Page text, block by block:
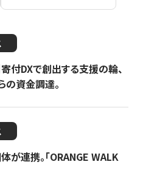
付DXで創出する支援の輪、
資金調達。
連携。「ORANGE WALK